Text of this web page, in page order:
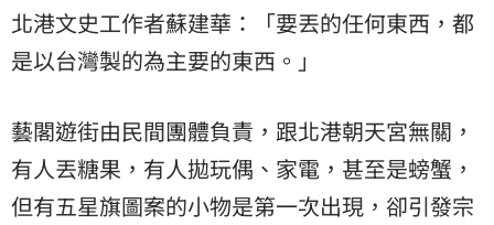
北港文史工作者蘇建華：「要丟的任何東西，都
是以台灣製的為主要的東西。」
藝閣遊街由民間團體負責，跟北港朝天宮無關，
有人丟糖果，有人拋玩偶、家電，甚至是螃蟹，
但有五星旗圖案的小物是第一次出現，卻引發宗